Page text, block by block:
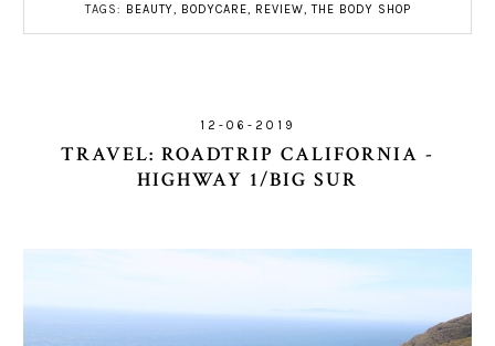
TAGS: BEAUTY BODYCARE REVIEW ,THE BODY SHOP
12-06-2019
TRAVEL: ROADTRIP CALIFORNIA -
HIGHWAY 1/BIG SUR